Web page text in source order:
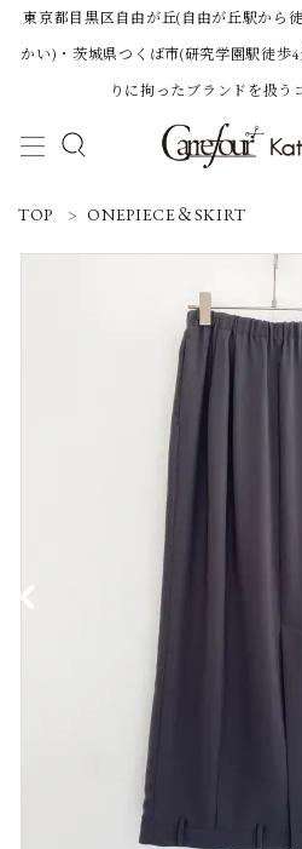
東京都目黒区自由が丘(自由が丘駅から
かい)・茨城県つくば市(研究学園駅徒歩
りに拘ったブランドを扱う
ACCOUNT MENU
新規会員
TOP ONEPIECE＆SKIRT